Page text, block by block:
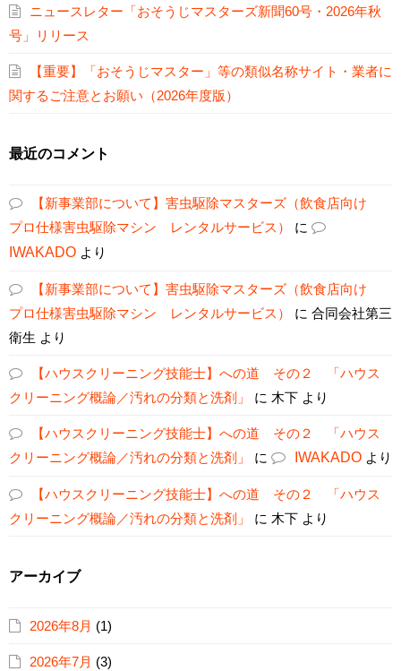
ニュースレター「おそうじマスターズ新聞60号・2026年秋
号」リリース
【重要】「おそうじマスター」等の類似名称サイト・業者に
関するご注意とお願い（2026年度版）
最近のコメント
【新事業部について】害虫駆除マスターズ（飲食店向け
プロ仕様害虫駆除マシン レンタルサービス）
に
IWAKADO より
【新事業部について】害虫駆除マスターズ（飲食店向け
プロ仕様害虫駆除マシン レンタルサービス）
に 合同会社第三
衛生 より
【ハウスクリーニング技能士】への道 その２ 「ハウス
クリーニング概論／汚れの分類と洗剤」
に 木下 より
【ハウスクリーニング技能士】への道 その２ 「ハウス
クリーニング概論／汚れの分類と洗剤」
に IWAKADO より
【ハウスクリーニング技能士】への道 その２ 「ハウス
クリーニング概論／汚れの分類と洗剤」
に 木下 より
アーカイブ
2026年8月 (1)
2026年7月 (3)